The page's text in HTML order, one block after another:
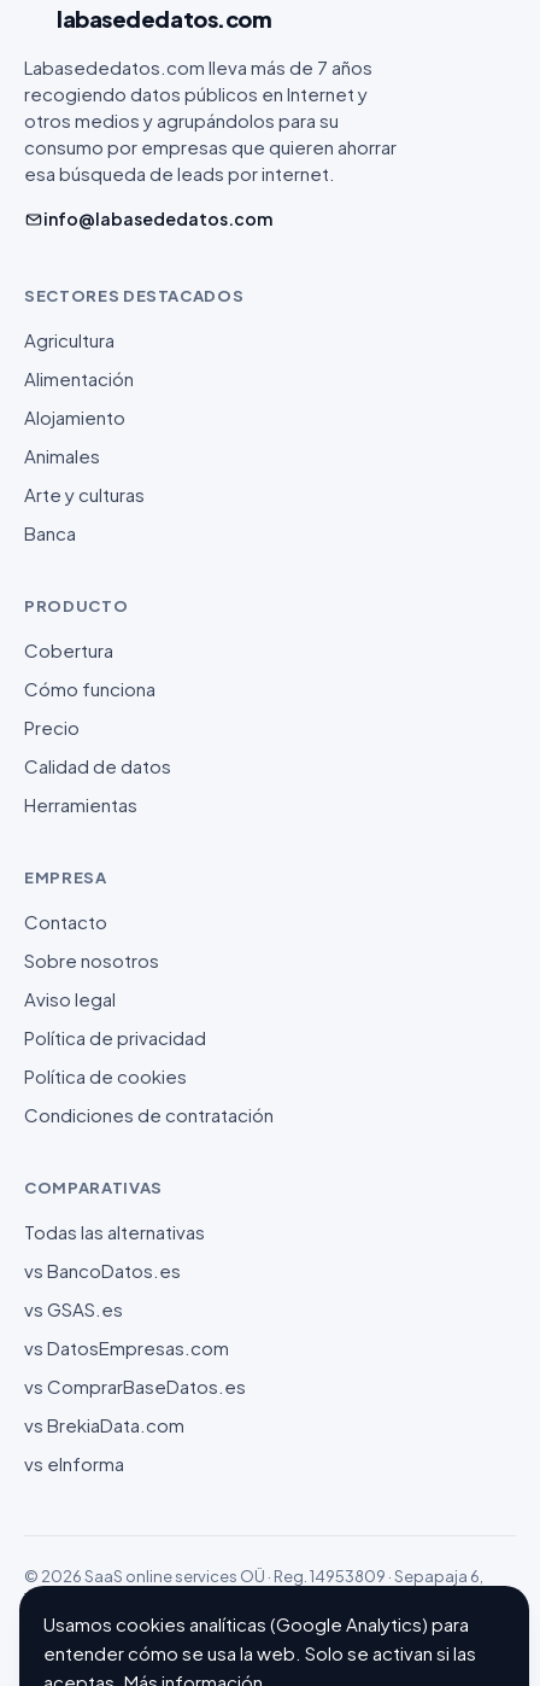
labasededatos.com
Labasededatos.com lleva más de 7 años
recogiendo datos públicos en Internet y
otros medios y agrupándolos para su
consumo por empresas que quieren ahorrar
esa búsqueda de leads por internet.
info@labasededatos.com
SECTORES DESTACADOS
Agricultura
Alimentación
Alojamiento
Animales
Arte y culturas
Banca
PRODUCTO
Cobertura
Cómo funciona
Precio
Calidad de datos
Herramientas
EMPRESA
Contacto
Sobre nosotros
Aviso legal
Política de privacidad
Política de cookies
Condiciones de contratación
COMPARATIVAS
Todas las alternativas
vs BancoDatos.es
vs GSAS.es
vs DatosEmpresas.com
vs ComprarBaseDatos.es
vs BrekiaData.com
vs eInforma
© 2026 SaaS online services OÜ · Reg. 14953809 · Sepapaja 6,
15551 Tallinn (Estonia)
Configurar cookiesHecho con ❤ en Barcelona
Usamos cookies analíticas (Google Analytics) para
entender cómo se usa la web. Solo se activan si las